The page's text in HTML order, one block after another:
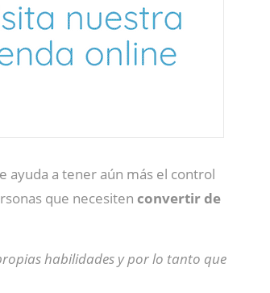
ayuda a tener aún más el control
que necesiten convertir de
habilidades y por lo tanto que